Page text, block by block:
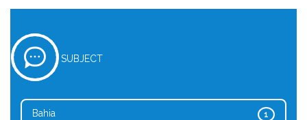
SUBJECT
1
Bahia